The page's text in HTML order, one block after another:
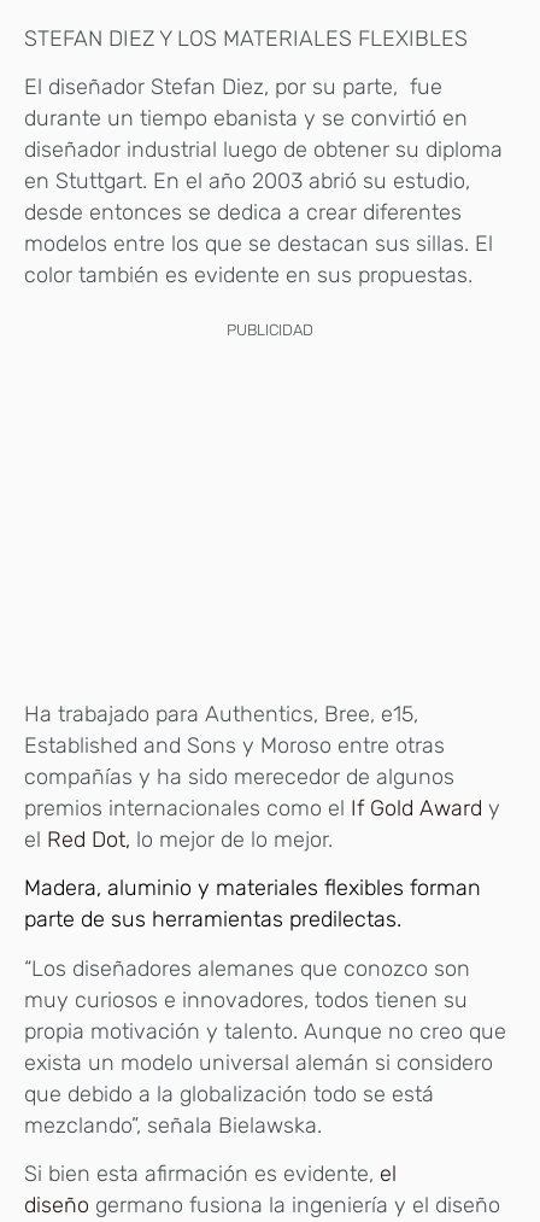
STEFAN DIEZ Y LOS MATERIALES FLEXIBLES
El diseñador Stefan Diez, por su parte, fue
durante un tiempo ebanista y se convirtió en
diseñador industrial luego de obtener su diploma
en Stuttgart. En el año 2003 abrió su estudio,
desde entonces se dedica a crear diferentes
modelos entre los que se destacan sus sillas. El
color también es evidente en sus propuestas.
PUBLICIDAD
Ha trabajado para Authentics, Bree, e15,
Established and Sons y Moroso entre otras
compañías y ha sido merecedor de algunos
premios internacionales como el If Gold Award y
el Red Dot, lo mejor de lo mejor.
Madera, aluminio y materiales flexibles forman
parte de sus herramientas predilectas.
“Los diseñadores alemanes que conozco son
muy curiosos e innovadores, todos tienen su
propia motivación y talento. Aunque no creo que
exista un modelo universal alemán si considero
que debido a la globalización todo se está
mezclando”, señala Bielawska.
Si bien esta afirmación es evidente, el
diseño germano fusiona la ingeniería y el diseño